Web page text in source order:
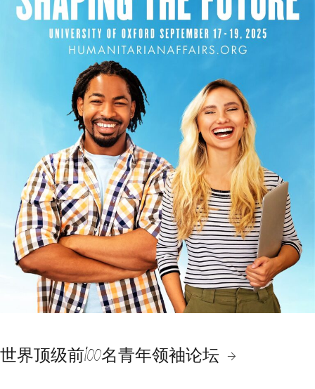
世界顶级前100名青年领袖论坛